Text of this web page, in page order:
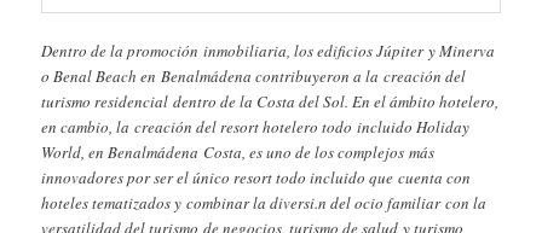
Dentro de la promoción inmobiliaria, los edificios Júpiter y Minerva
o Benal Beach en Benalmádena contribuyeron a la creación del
turismo residencial dentro de la Costa del Sol. En el ámbito hotelero,
en cambio, la creación del resort hotelero todo incluido Holiday
World, en Benalmádena Costa, es uno de los complejos más
innovadores por ser el único resort todo incluido que cuenta con
hoteles tematizados y combinar la diversi.n del ocio familiar con la
versatilidad del turismo de negocios, turismo de salud y turismo